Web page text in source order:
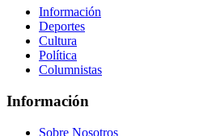
Información
Deportes
Cultura
Política
Columnistas
Información
Sobre Nosotros